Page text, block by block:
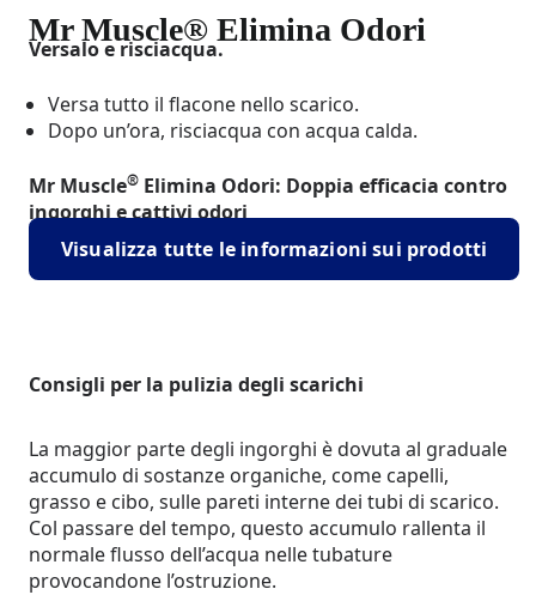
Mr Muscle® Elimina Odori
Versalo e risciacqua.
Versa tutto il flacone nello scarico.
Dopo un’ora, risciacqua con acqua calda.
Mr Muscle® Elimina Odori: Doppia efficacia contro
ingorghi e cattivi odori
Visualizza tutte le informazioni sui prodotti
Consigli per la pulizia degli scarichi
La maggior parte degli ingorghi è dovuta al graduale
accumulo di sostanze organiche, come capelli,
grasso e cibo, sulle pareti interne dei tubi di scarico.
Col passare del tempo, questo accumulo rallenta il
normale flusso dell’acqua nelle tubature
provocandone l’ostruzione.